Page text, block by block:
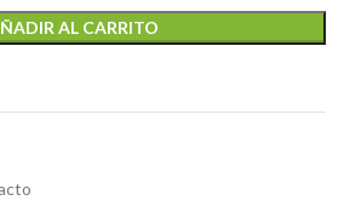
AL CARRITO